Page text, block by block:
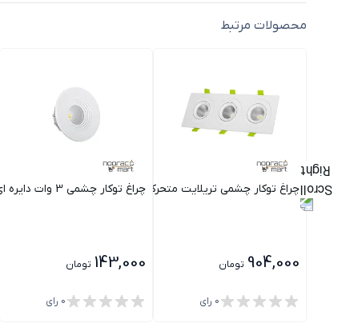
محصولات مرتبط
چراغ توکار چشمی تریلایت متحرک7×3 وات SMD پارس شعاع توس
904,000 تومان
0 رای
چراغ توکار چشمی 3 وات دايره اي SMD پارس شعاع توس
143,000 تومان
0 رای